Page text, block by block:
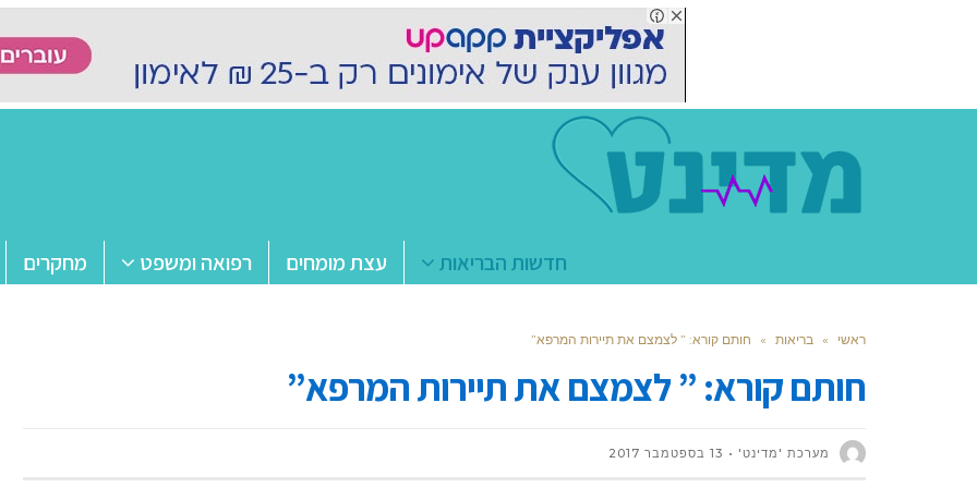
חדשות הבריאות עצת מומחים רפואה ומשפט מחקרים
ראשי » בריאות » חותם קורא: ” לצמצם את תיירות המרפא”
חותם קורא: ” לצמצם את תיירות המרפא”
מערכת 'מדינט' 13 בספטמבר 2017